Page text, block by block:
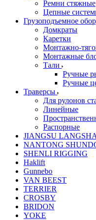
Ремни стяжные
Цепные
Грузоподъемное
Домкраты
Каретки
Монтажно-
Монтажные
Тали
Ручные
Ручные
Траверсы
Для рулонов
Линейные
Распорные
JIANGSU
NANTONG
SHENLI RIGGING
Haklift
Gunnebo
VAN BEEST
TERRIER
CROSBY
BRIDON
YOKE